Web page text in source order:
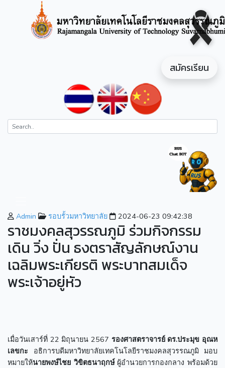
สมัครเรียน
Admin รอบรั้วมหาวิทยาลัย 2024-06-23 09:42:38
ราชมงคลสุวรรณภูมิ ร่วมกิจกรรม
เดิน วิ่ง ปั่น ธงตราสัญลักษณ์งาน
เฉลิมพระเกียรติ พระบาทสมเด็จ
พระเจ้าอยู่หัว
เมื่อวันเสาร์ที่ 22 มิถุนายน 2567 รองศาสตราจารย์ ดร.ประมุข อุณห
เลขกะ
อธิการบดีมหาวิทยาลัยเทคโนโลยีราชมงคลสุวรรณภูมิ มอบ
หมายให้นายพงษ์ไชย วิขิตธนาฤกษ์ ผู้อำนวยการกองกลาง พร้อมด้วย